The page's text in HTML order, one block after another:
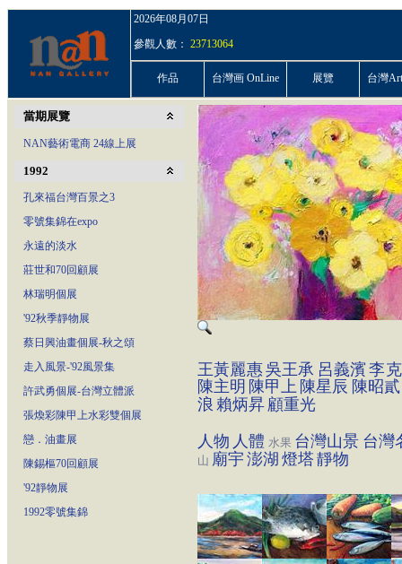
2026年08月07日
參觀人數： 23713064
作品 台灣画 OnLine 展覽 台灣
當期展覽
NAN藝術電商 24線上展
1992
孔來福台灣百景之3
零號集錦在expo
永遠的淡水
莊世和70回顧展
林瑞明個展
'92秋季靜物展
蔡日興油畫個展-秋之頌
走入風景-'92風景集
許武勇個展-台灣立體派
張煥彩陳甲上水彩雙個展
戀．油畫展
陳錫樞70回顧展
'92靜物展
1992零號集錦
王黃麗惠吳王承 呂義濱 李
陳主明 陳甲上 陳星辰 陳昭貳
浪 賴炳昇 顧重光
人物 人體 水果 台灣山景 台灣
山 廟宇 澎湖 燈塔 靜物